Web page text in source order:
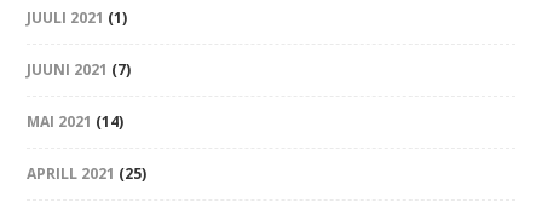
JUULI 2021 (1)
JUUNI 2021 (7)
MAI 2021 (14)
APRILL 2021 (25)